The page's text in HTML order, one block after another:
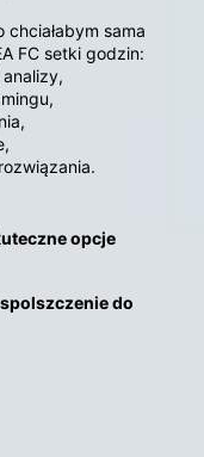
sama
FC setki godzin:
opcje
do